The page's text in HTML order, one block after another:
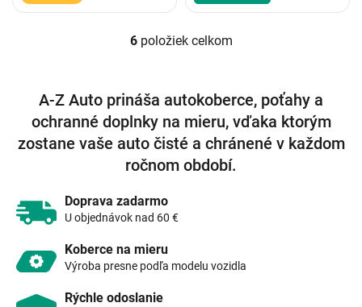
O
á
d
a
c
e
v
6položiek celkom
A-Z Auto prináša autokoberce, poťahy a
ochranné doplnky na mieru, vďaka ktorým
zostane vaše auto čisté a chránené v každom
ročnom období.
Doprava zadarmo
U objednávok nad 60 €
Koberce na mieru
Výroba presne podľa modelu vozidla
Rýchle odoslanie